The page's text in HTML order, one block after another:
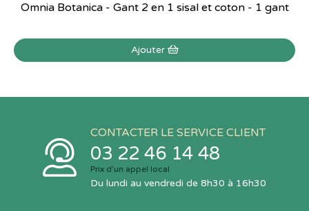
Omnia Botanica - Gant 2 en 1 sisal et coton - 1 gant
Ajouter
CONTACTER LE SERVICE CLIENT
03 22 46 14 48
Prix d’un appel local
Du lundi au vendredi de 8h30 à 16h30